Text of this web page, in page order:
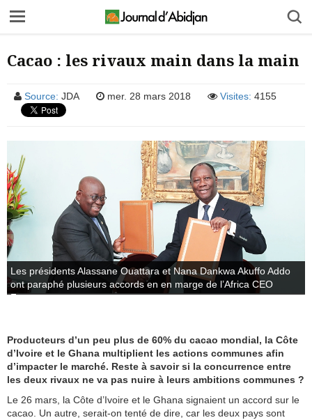
Cacao : les rivaux main dans la main
Source: JDA mer. 28 mars 2018 Visites: 4155
Les présidents Alassane Ouattara et Nana Dankwa Akuffo Addo
ont paraphé plusieurs accords en en marge de l’Africa CEO
Forum.
Producteurs d’un peu plus de 60% du cacao mondial, la Côte
d’Ivoire et le Ghana multiplient les actions communes afin
d’impacter le marché. Reste à savoir si la concurrence entre
les deux rivaux ne va pas nuire à leurs ambitions communes ?
Le 26 mars, la Côte d’Ivoire et le Ghana signaient un accord sur le
cacao. Un autre, serait-on tenté de dire, car les deux pays sont